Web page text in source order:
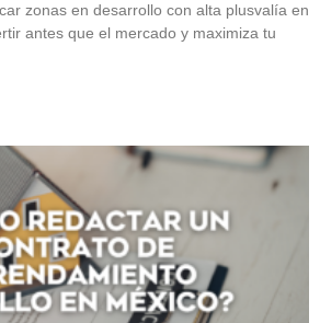
zonas en desarrollo con alta plusvalía en
antes que el mercado y maximiza tu